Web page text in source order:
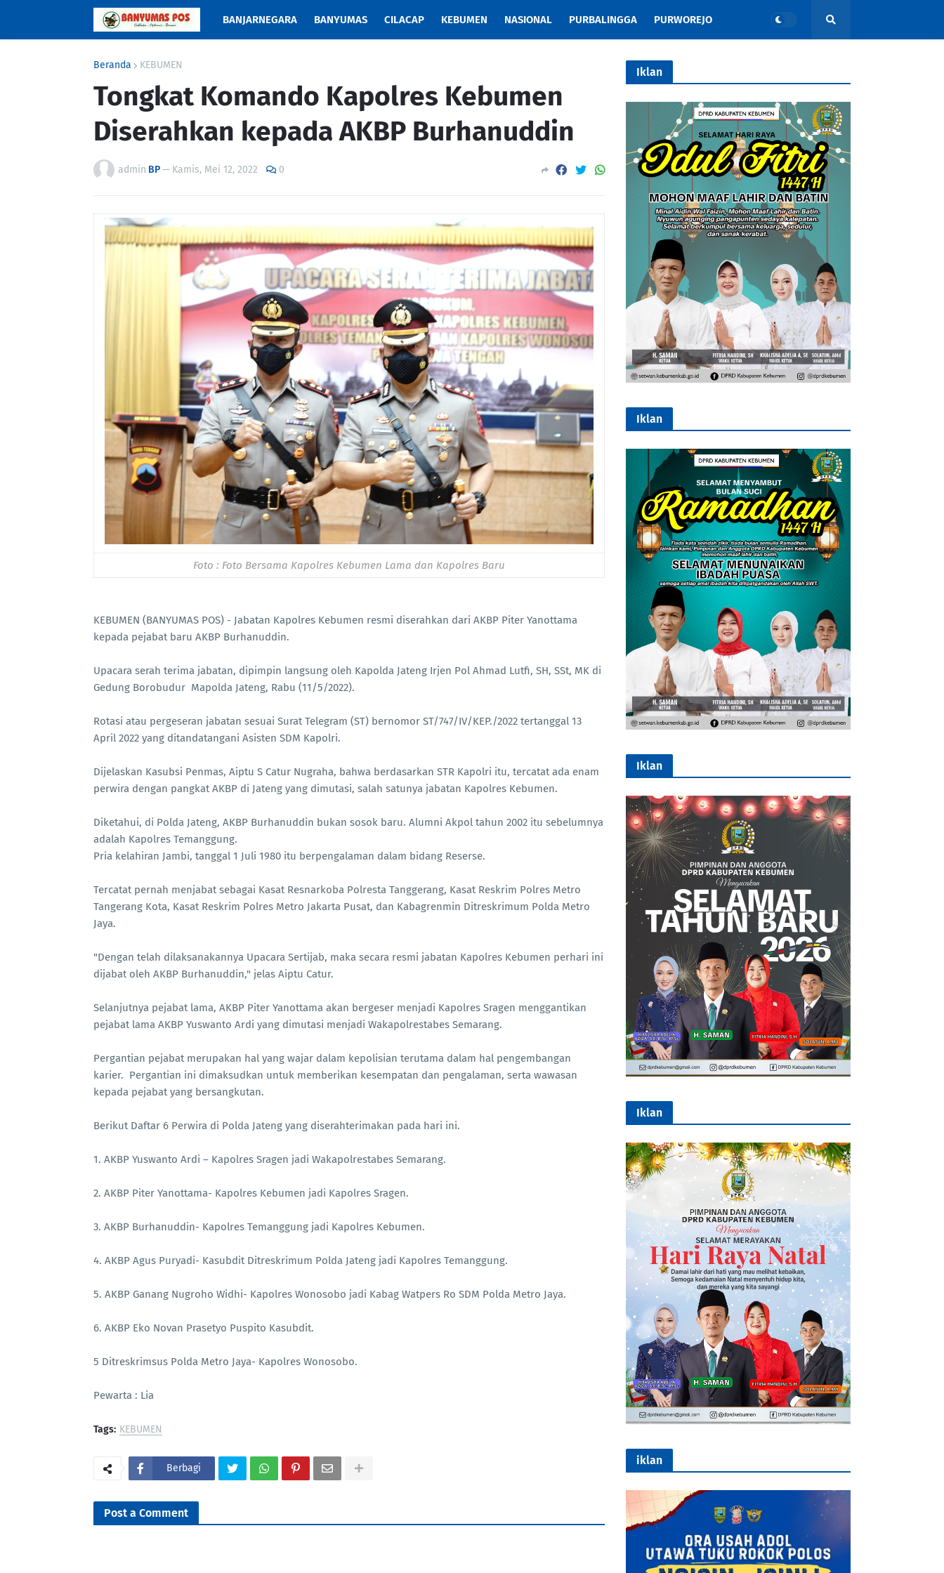
BANJARNEGARA BANYUMAS CILACAP KEBUMEN NASIONAL PURBALINGGA PURWOREJO
Beranda KEBUMEN
Tongkat Komando Kapolres Kebumen
Diserahkan kepada AKBP Burhanuddin
admin BP— Kamis, Mei 12, 2022 0
Foto : Foto Bersama Kapolres Kebumen Lama dan Kapolres Baru
KEBUMEN (BANYUMAS POS) - Jabatan Kapolres Kebumen resmi diserahkan dari AKBP Piter Yanottama
kepada pejabat baru AKBP Burhanuddin.
Upacara serah terima jabatan, dipimpin langsung oleh Kapolda Jateng Irjen Pol Ahmad Lutfi, SH, SSt, MK di
Gedung Borobudur Mapolda Jateng, Rabu (11/5/2022).
Rotasi atau pergeseran jabatan sesuai Surat Telegram (ST) bernomor ST/747/IV/KEP./2022 tertanggal 13
April 2022 yang ditandatangani Asisten SDM Kapolri.
Dijelaskan Kasubsi Penmas, Aiptu S Catur Nugraha, bahwa berdasarkan STR Kapolri itu, tercatat ada enam
perwira dengan pangkat AKBP di Jateng yang dimutasi, salah satunya jabatan Kapolres Kebumen.
Diketahui, di Polda Jateng, AKBP Burhanuddin bukan sosok baru. Alumni Akpol tahun 2002 itu sebelumnya
adalah Kapolres Temanggung.
Pria kelahiran Jambi, tanggal 1 Juli 1980 itu berpengalaman dalam bidang Reserse.
Tercatat pernah menjabat sebagai Kasat Resnarkoba Polresta Tanggerang, Kasat Reskrim Polres Metro
Tangerang Kota, Kasat Reskrim Polres Metro Jakarta Pusat, dan Kabagrenmin Ditreskrimum Polda Metro
Jaya.
"Dengan telah dilaksanakannya Upacara Sertijab, maka secara resmi jabatan Kapolres Kebumen perhari ini
dijabat oleh AKBP Burhanuddin," jelas Aiptu Catur.
Selanjutnya pejabat lama, AKBP Piter Yanottama akan bergeser menjadi Kapolres Sragen menggantikan
pejabat lama AKBP Yuswanto Ardi yang dimutasi menjadi Wakapolrestabes Semarang.
Pergantian pejabat merupakan hal yang wajar dalam kepolisian terutama dalam hal pengembangan
karier. Pergantian ini dimaksudkan untuk memberikan kesempatan dan pengalaman, serta wawasan
kepada pejabat yang bersangkutan.
Berikut Daftar 6 Perwira di Polda Jateng yang diserahterimakan pada hari ini.
1. AKBP Yuswanto Ardi – Kapolres Sragen jadi Wakapolrestabes Semarang.
2. AKBP Piter Yanottama- Kapolres Kebumen jadi Kapolres Sragen.
3. AKBP Burhanuddin- Kapolres Temanggung jadi Kapolres Kebumen.
4. AKBP Agus Puryadi- Kasubdit Ditreskrimum Polda Jateng jadi Kapolres Temanggung.
5. AKBP Ganang Nugroho Widhi- Kapolres Wonosobo jadi Kabag Watpers Ro SDM Polda Metro Jaya.
6. AKBP Eko Novan Prasetyo Puspito Kasubdit.
5 Ditreskrimsus Polda Metro Jaya- Kapolres Wonosobo.
Pewarta : Lia
Tags: KEBUMEN
Berbagi
Post a Comment
Iklan
Iklan
Iklan
Iklan
iklan